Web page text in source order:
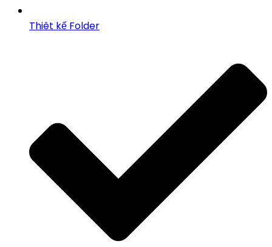
Thiêt kế Folder